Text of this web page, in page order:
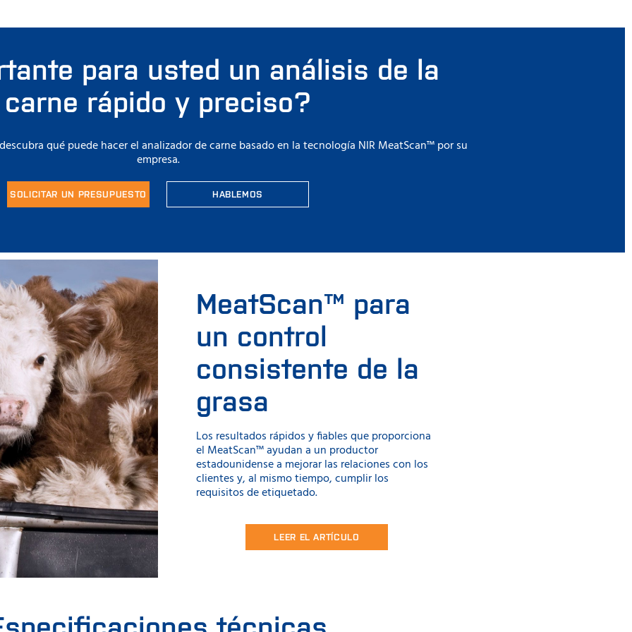
para usted un análisis de la
carne rápido y preciso?
qué puede hacer el analizador de carne basado en la tecnología NIR MeatScan™ por su
empresa.
SOLICITAR UN PRESUPUESTO HABLEMOS
MeatScan™ para
un control
consistente de la
grasa
Los resultados rápidos y fiables que proporciona
el MeatScan™ ayudan a un productor
estadounidense a mejorar las relaciones con los
clientes y, al mismo tiempo, cumplir los
requisitos de etiquetado.
LEER EL ARTÍCULO
técnicas